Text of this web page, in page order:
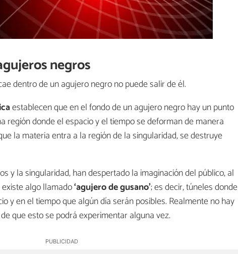
negros
dentro de un agujero negro no puede salir de él.
establecen que en el fondo de un agujero negro hay un punto
región donde el espacio y el tiempo se deforman de manera
la materia entra a la región de la singularidad, se destruye
y la singularidad, han despertado la imaginación del público, al
algo llamado‘agujero de gusano’; es decir, túneles donde
y en el tiempo que algún día serán posibles. Realmente no hay
que esto se podrá experimentar alguna vez.